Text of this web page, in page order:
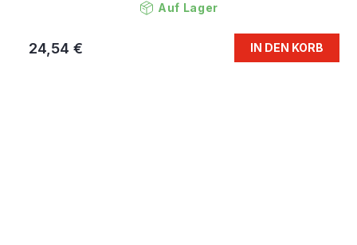
Auf Lager
24,54 € IN DEN KORB